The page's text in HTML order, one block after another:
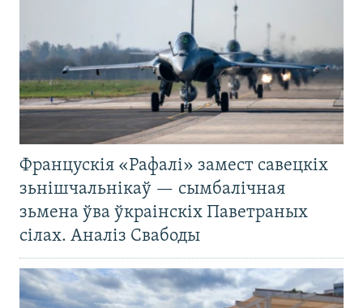
Францускія «Рафалі» замест савецкіх
зьнішчальнікаў — сымбалічная
зьмена ўва ўкраінскіх Паветраных
сілах. Аналіз Свабоды